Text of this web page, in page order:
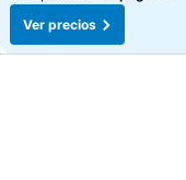
Ver precios